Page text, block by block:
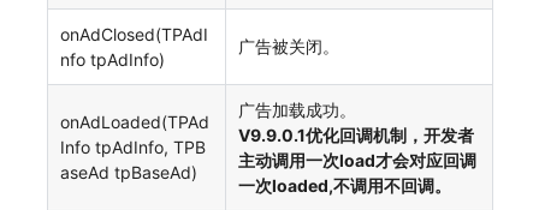
onAdClosed(TPAdI
nfo tpAdInfo)
广告被关闭。
onAdLoaded(TPAd
Info tpAdInfo, TPB
aseAd tpBaseAd)
广告加载成功。
V9.9.0.1优化回调机制，开发者
主动调用一次load才会对应回调
一次loaded,不调用不回调。